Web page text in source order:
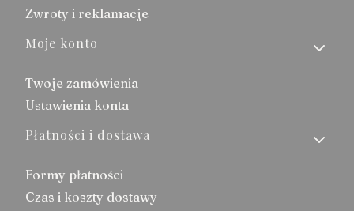
Zwroty i reklamacje
Moje konto
Twoje zamówienia
Ustawienia konta
Płatności i dostawa
Formy płatności
Czas i koszty dostawy